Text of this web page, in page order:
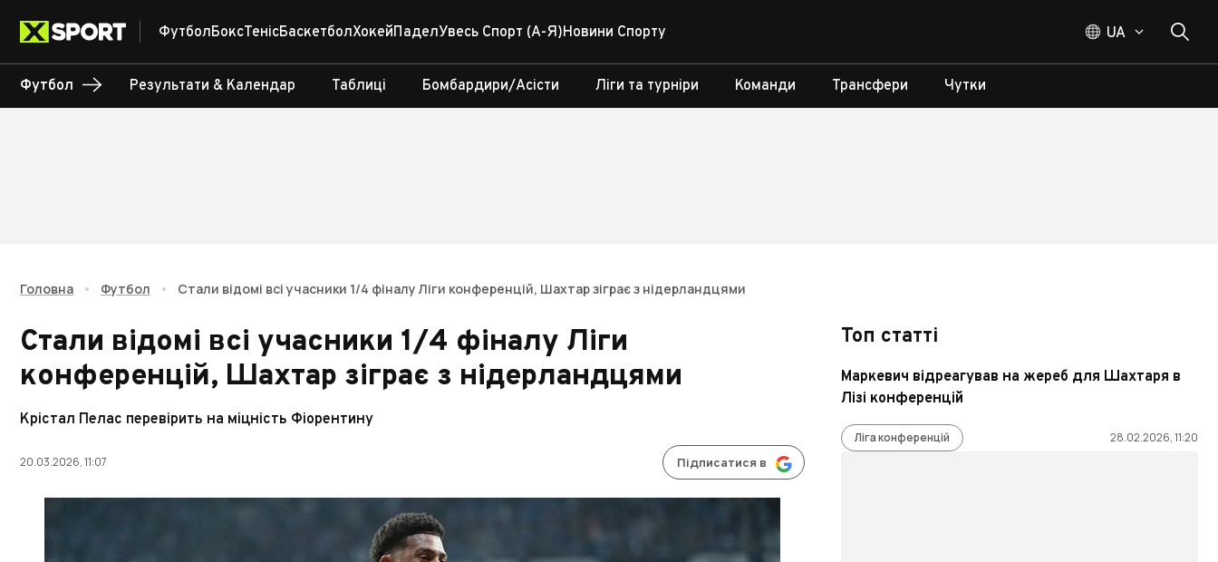
ФутболБоксТенісБаскетболХокейПаделУвесь Спорт (А-Я)Новини Спорту UA
Футбол Результати & Календар Таблиці Бомбардири/Асісти Ліги та турніри Команди Трансфери Чутки
Головна • Футбол • Стали відомі всі учасники 1/4 фіналу Ліги конференцій, Шахтар зіграє з нідерландцями
Стали відомі всі учасники 1/4 фіналу Ліги
конференцій, Шахтар зіграє з нідерландцями
Крістал Пелас перевірить на міцність Фіорентину
20.03.2026, 11:07 Підписатися в
Топ статті
Маркевич відреагував на жереб для Шахтаря в
Лізі конференцій
Ліга конференцій 28.02.2026, 11:20